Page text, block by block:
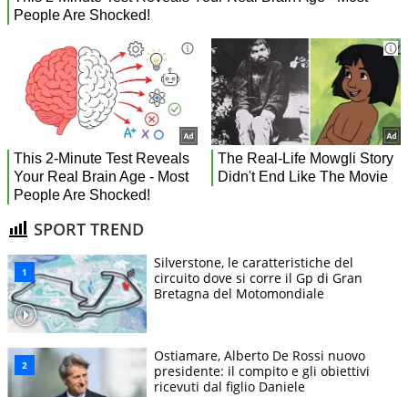
SPORT TREND
Silverstone, le caratteristiche del
circuito dove si corre il Gp di Gran
Bretagna del Motomondiale
Ostiamare, Alberto De Rossi nuovo
presidente: il compito e gli obiettivi
ricevuti dal figlio Daniele